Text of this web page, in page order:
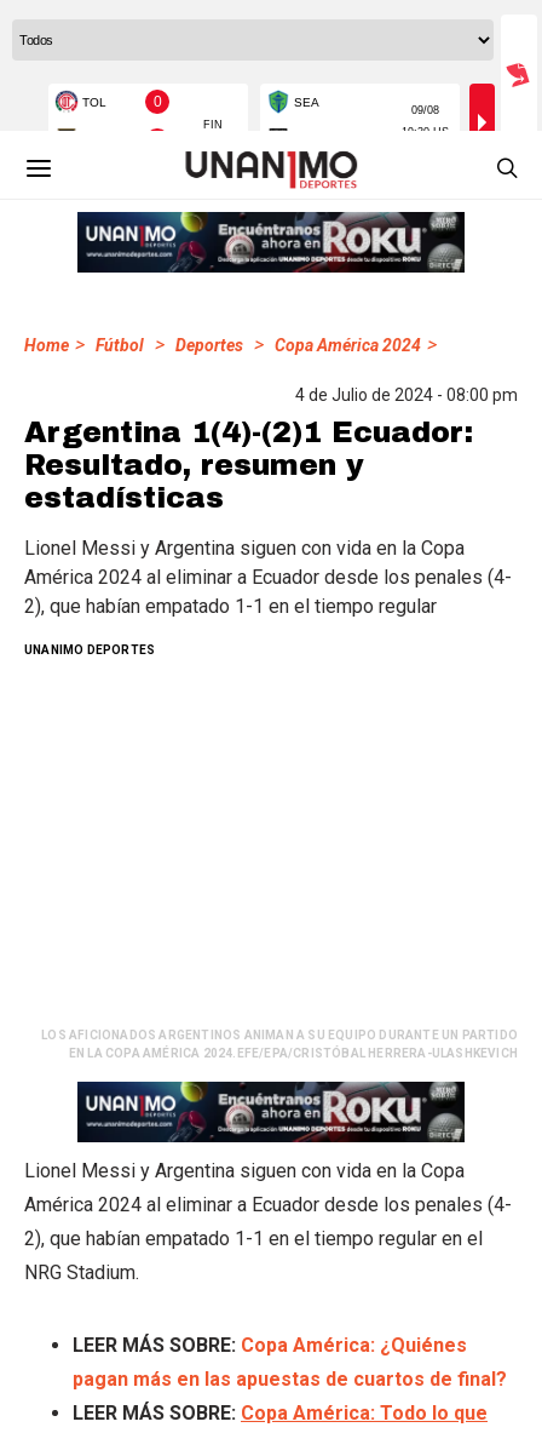
Home > Fútbol > Deportes > Copa América 2024 >
4 de Julio de 2024 - 08:00 pm
Argentina 1(4)-(2)1 Ecuador:
Resultado, resumen y
estadísticas
Lionel Messi y Argentina siguen con vida en la Copa
América 2024 al eliminar a Ecuador desde los penales (4-
2), que habían empatado 1-1 en el tiempo regular
UNANIMO DEPORTES
LOS AFICIONADOS ARGENTINOS ANIMAN A SU EQUIPO DURANTE UN PARTIDO
EN LA COPA AMÉRICA 2024.EFE/EPA/CRISTÓBAL HERRERA-ULASHKEVICH
Lionel Messi y Argentina siguen con vida en la Copa
América 2024 al eliminar a Ecuador desde los penales (4-
2), que habían empatado 1-1 en el tiempo regular en el
NRG Stadium.
LEER MÁS SOBRE: Copa América: ¿Quiénes
pagan más en las apuestas de cuartos de final?
LEER MÁS SOBRE: Copa América: Todo lo que